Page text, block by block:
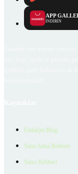
APP
İNDİRİN
Emlakjet Blog
Satın Alma Rehberi
Satıcı Rehberi